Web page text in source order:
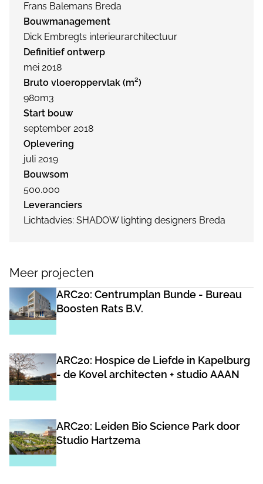
Frans Balemans Breda
Bouwmanagement
Dick Embregts interieurarchitectuur
Definitief ontwerp
mei 2018
Bruto vloeroppervlak (m²)
980m3
Start bouw
september 2018
Oplevering
juli 2019
Bouwsom
500.000
Leveranciers
Lichtadvies: SHADOW lighting designers Breda
Meer projecten
ARC20: Centrumplan Bunde - Bureau
Boosten Rats B.V.
ARC20: Hospice de Liefde in Kapelburg
- de Kovel architecten + studio AAAN
ARC20: Leiden Bio Science Park door
Studio Hartzema